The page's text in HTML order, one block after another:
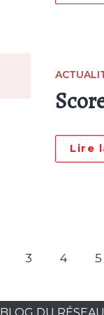
Lire
3 4 5